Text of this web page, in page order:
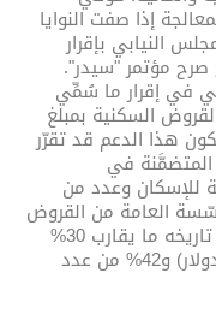
إذا صفت النوايا
النيابي بإقرار
صرح مؤتمر "سيدر".
في إقرار ما سُمِّي
السكنية بمبلغ
يكون هذا الدعم قد تقرّر
في
للإسكان وعدد من
العامة من القروض
الإسكانية التي وفّــرتها المصارف حتى تاريخه ما يقارب 30%
من قيمة القروض (3800/13100 مليون دولار) و42% من عدد